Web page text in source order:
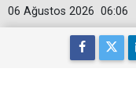
06:06
06 Ağustos 2026